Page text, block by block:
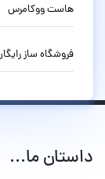
هاست ووکامرس
فروشگاه ساز
داستان ما...